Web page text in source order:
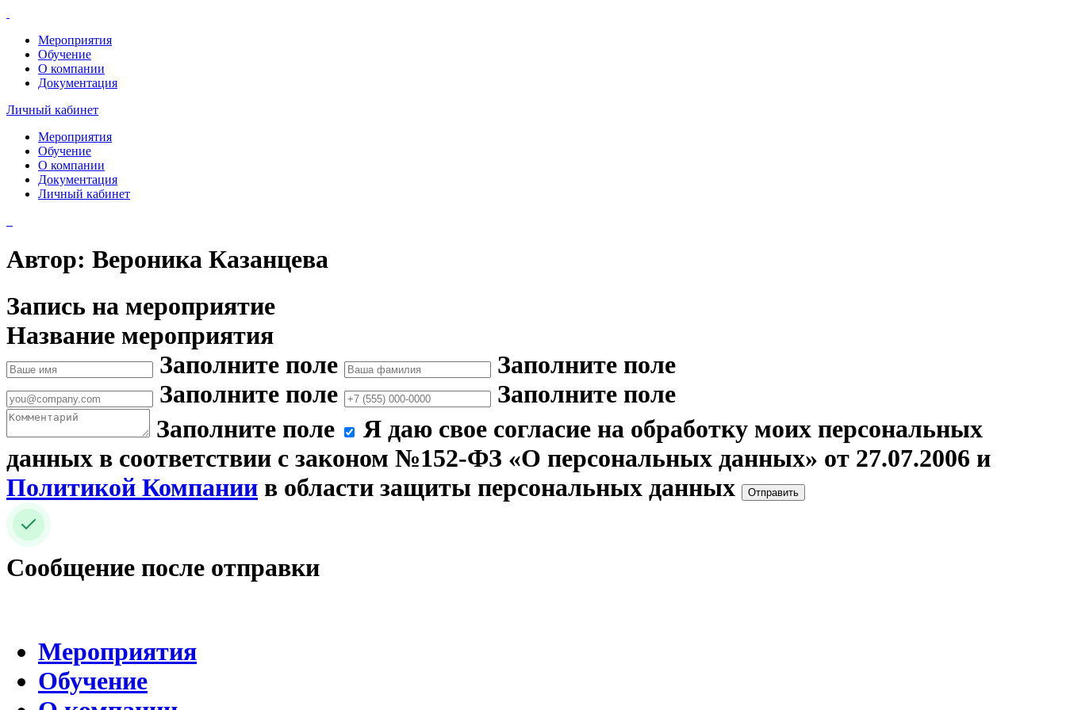
Мероприятия
Обучение
О компании
Документация
Личный кабинет
Мероприятия
Обучение
О компании
Документация
Личный кабинет
Автор: Вероника Казанцева
Запись на мероприятие
Название мероприятия
Заполните поле
Заполните поле
Заполните поле
Заполните поле
Заполните поле
Я даю свое согласие на обработку моих персональных
данных в соответствии с законом №152-ФЗ «О персональных данных» от 27.07.2006 и
Политикой Компании в области защиты персональных данных Отправить
Сообщение после отправки
Мероприятия
Обучение